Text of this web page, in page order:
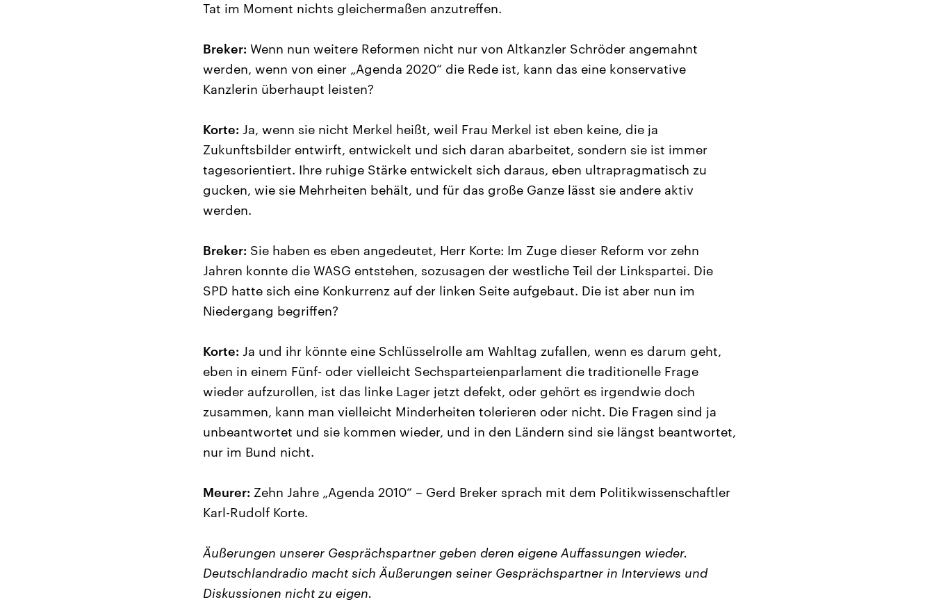
Tat im Moment nichts gleichermaßen anzutreffen.
Breker: Wenn nun weitere Reformen nicht nur von Altkanzler Schröder angemahnt
werden, wenn von einer „Agenda 2020“ die Rede ist, kann das eine konservative
Kanzlerin überhaupt leisten?
Korte: Ja, wenn sie nicht Merkel heißt, weil Frau Merkel ist eben keine, die ja
Zukunftsbilder entwirft, entwickelt und sich daran abarbeitet, sondern sie ist immer
tagesorientiert. Ihre ruhige Stärke entwickelt sich daraus, eben ultrapragmatisch zu
gucken, wie sie Mehrheiten behält, und für das große Ganze lässt sie andere aktiv
werden.
Breker: Sie haben es eben angedeutet, Herr Korte: Im Zuge dieser Reform vor zehn
Jahren konnte die WASG entstehen, sozusagen der westliche Teil der Linkspartei. Die
SPD hatte sich eine Konkurrenz auf der linken Seite aufgebaut. Die ist aber nun im
Niedergang begriffen?
Korte: Ja und ihr könnte eine Schlüsselrolle am Wahltag zufallen, wenn es darum geht,
eben in einem Fünf- oder vielleicht Sechsparteienparlament die traditionelle Frage
wieder aufzurollen, ist das linke Lager jetzt defekt, oder gehört es irgendwie doch
zusammen, kann man vielleicht Minderheiten tolerieren oder nicht. Die Fragen sind ja
unbeantwortet und sie kommen wieder, und in den Ländern sind sie längst beantwortet,
nur im Bund nicht.
Meurer: Zehn Jahre „Agenda 2010“ – Gerd Breker sprach mit dem Politikwissenschaftler
Karl-Rudolf Korte.
Äußerungen unserer Gesprächspartner geben deren eigene Auffassungen wieder.
Deutschlandradio macht sich Äußerungen seiner Gesprächspartner in Interviews und
Diskussionen nicht zu eigen.